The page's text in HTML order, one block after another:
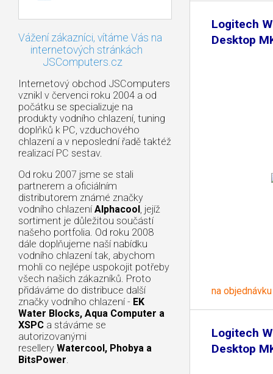
Vážení zákazníci, vítáme Vás na
internetových stránkách
JSComputers.cz
Internetový obchod JSComputers
vznikl v červenci roku 2004 a od
počátku se specializuje na
produkty vodního chlazení, tuning
doplňků k PC, vzduchového
chlazení a v neposlední řadě taktéž
realizací PC sestav.
Od roku 2007 jsme se stali
partnerem a oficiálním
distributorem známé značky
vodního chlazení Alphacool, jejíž
sortiment je důležitou součástí
našeho portfolia. Od roku 2008
dále doplňujeme naší nabídku
vodního chlazení tak, abychom
mohli co nejlépe uspokojit potřeby
všech našich zákazníků. Proto
přidáváme do distribuce další
značky vodního chlazení - EK
Water Blocks, Aqua Computer a
XSPC a stáváme se
autorizovanými
resellery Watercool, Phobya a
BitsPower.
Logitech
Desktop
na objednávku
Logitech
Desktop